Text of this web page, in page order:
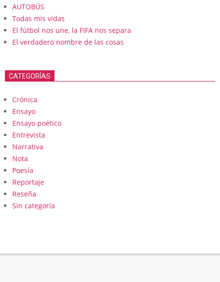
AUTOBÚS
Todas mis vidas
El fútbol nos une, la FIFA nos separa
El verdadero nombre de las cosas
CATEGORÍAS
Crónica
Ensayo
Ensayo poético
Entrevista
Narrativa
Nota
Poesía
Reportaje
Reseña
Sin categoría